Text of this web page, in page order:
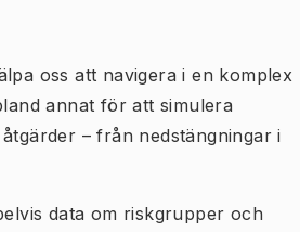
oss att navigera i en komplex
annat för att simulera
– från nedstängningar i
data om riskgrupper och